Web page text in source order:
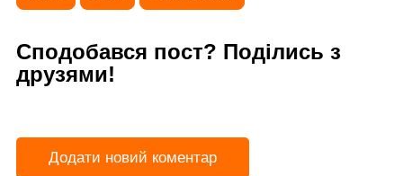
Сподобався пост? Поділись з
друзями!
Додати новий коментар